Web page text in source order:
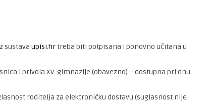
sustava upisi.hrtreba biti potpisana i ponovno učitana u
i privola XV. gimnazije (obavezno) – dostupna pri dnu
roditelja za elektroničku dostavu (suglasnost nije